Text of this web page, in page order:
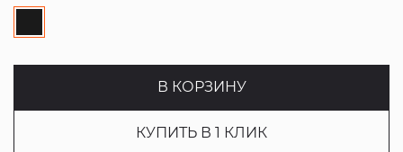
В КОРЗИНУ
КУПИТЬ В 1 КЛИК